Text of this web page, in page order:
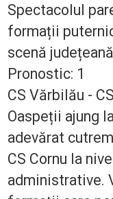
Spectacolul
formații
scenă
Pronostic: 1
CS Vărbilău -
Oaspeții ajung
adevărat
CS Cornu la
administrative.